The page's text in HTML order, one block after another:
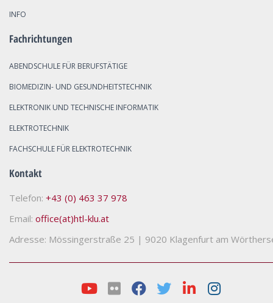
INFO
Fachrichtungen
ABENDSCHULE FÜR BERUFSTÄTIGE
BIOMEDIZIN- UND GESUNDHEITSTECHNIK
ELEKTRONIK UND TECHNISCHE INFORMATIK
ELEKTROTECHNIK
FACHSCHULE FÜR ELEKTROTECHNIK
Kontakt
Telefon: +43 (0) 463 37 978
Email: office(at)htl-klu.at
Adresse: Mössingerstraße 25 | 9020 Klagenfurt am